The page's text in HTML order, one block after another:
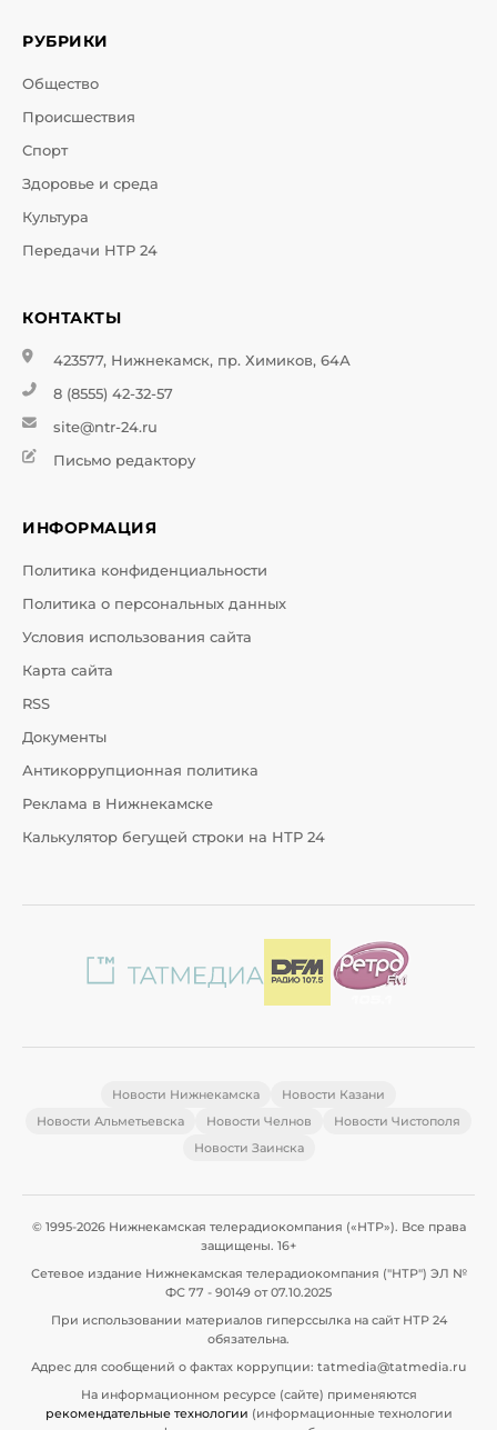
РУБРИКИ
Общество
Происшествия
Спорт
Здоровье и среда
Культура
Передачи НТР 24
КОНТАКТЫ
423577, Нижнекамск, пр. Химиков, 64А
8 (8555) 42-32-57
site@ntr-24.ru
Письмо редактору
ИНФОРМАЦИЯ
Политика конфиденциальности
Политика о персональных данных
Условия использования сайта
Карта сайта
RSS
Документы
Антикоррупционная политика
Реклама в Нижнекамске
Калькулятор бегущей строки на НТР 24
Новости Нижнекамска
Новости Казани
Новости Альметьевска
Новости Челнов
Новости Чистополя
Новости Заинска
© 1995-2026 Нижнекамская телерадиокомпания («НТР»). Все права
защищены. 16+
Сетевое издание Нижнекамская телерадиокомпания ("НТР") ЭЛ №
ФС 77 - 90149 от 07.10.2025
При использовании материалов гиперссылка на сайт НТР 24
обязательна.
Адрес для сообщений о фактах коррупции: tatmedia@tatmedia.ru
На информационном ресурсе (сайте) применяются
рекомендательные технологии (информационные технологии